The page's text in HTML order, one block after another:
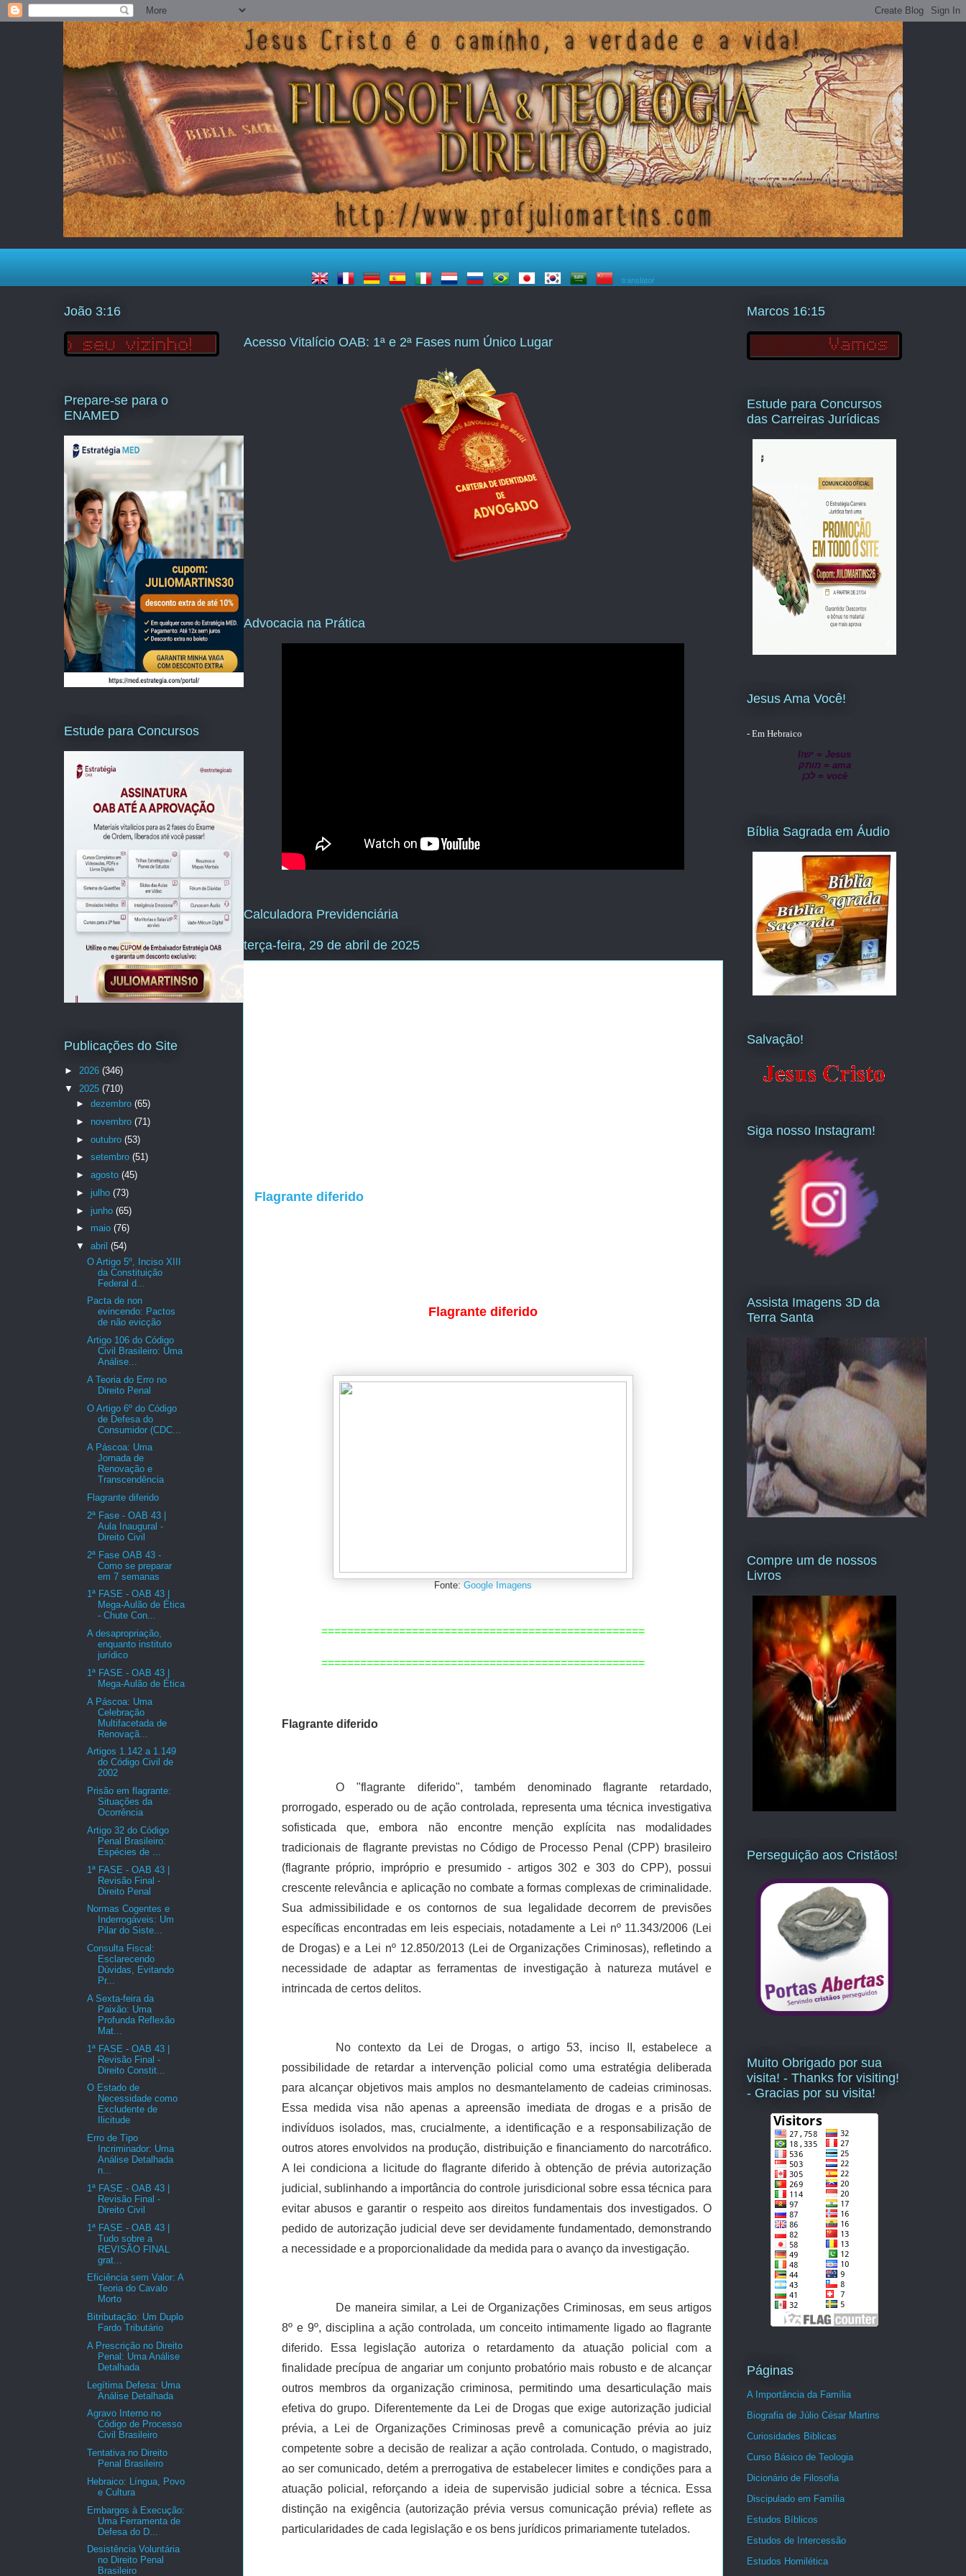
translator
Acesso Vitalício OAB: 1ª e 2ª Fases num Único Lugar
Advocacia na Prática
Calculadora Previdenciária
terça-feira, 29 de abril de 2025
Flagrante diferido
Flagrante diferido
Fonte: Google Imagens
==================================================
==================================================
Flagrante diferido
O "flagrante diferido", também denominado flagrante retardado,
prorrogado, esperado ou de ação controlada, representa uma técnica investigativa
sofisticada que, embora não encontre menção explícita nas modalidades
tradicionais de flagrante previstas no Código de Processo Penal (CPP) brasileiro
(flagrante próprio, impróprio e presumido - artigos 302 e 303 do CPP), possui
crescente relevância e aplicação no combate a formas complexas de criminalidade.
Sua admissibilidade e os contornos de sua legalidade decorrem de previsões
específicas encontradas em leis especiais, notadamente a Lei nº 11.343/2006 (Lei
de Drogas) e a Lei nº 12.850/2013 (Lei de Organizações Criminosas), refletindo a
necessidade de adaptar as ferramentas de investigação à natureza mutável e
intrincada de certos delitos.
No contexto da Lei de Drogas, o artigo 53, inciso II, estabelece a
possibilidade de retardar a intervenção policial como uma estratégia deliberada
para alcançar objetivos mais amplos no desmantelamento de cadeias criminosas.
Essa medida visa não apenas a apreensão imediata de drogas e a prisão de
indivíduos isolados, mas, crucialmente, a identificação e a responsabilização de
outros atores envolvidos na produção, distribuição e financiamento do narcotráfico.
A lei condiciona a licitude do flagrante diferido à obtenção de prévia autorização
judicial, sublinhando a importância do controle jurisdicional sobre essa técnica para
evitar abusos e garantir o respeito aos direitos fundamentais dos investigados. O
pedido de autorização judicial deve ser devidamente fundamentado, demonstrando
a necessidade e a proporcionalidade da medida para o avanço da investigação.
De maneira similar, a Lei de Organizações Criminosas, em seus artigos
8º e 9º, disciplina a ação controlada, um conceito intimamente ligado ao flagrante
diferido. Essa legislação autoriza o retardamento da atuação policial com a
finalidade precípua de angariar um conjunto probatório mais robusto e de alcançar
outros membros da organização criminosa, permitindo uma desarticulação mais
efetiva do grupo. Diferentemente da Lei de Drogas que exige autorização judicial
prévia, a Lei de Organizações Criminosas prevê a comunicação prévia ao juiz
competente sobre a decisão de realizar a ação controlada. Contudo, o magistrado,
ao ser comunicado, detém a prerrogativa de estabelecer limites e condições para a
atuação policial, reforçando a ideia de supervisão judicial sobre a técnica. Essa
distinção na exigência (autorização prévia versus comunicação prévia) reflete as
particularidades de cada legislação e os bens jurídicos primariamente tutelados.
João 3:16
Prepare-se para o
ENAMED
Estude para Concursos
Publicações do Site
► 2026 (346)
▼ 2025 (710)
► dezembro (65)
► novembro (71)
► outubro (53)
► setembro (51)
► agosto (45)
► julho (73)
► junho (65)
► maio (76)
▼ abril (54)
O Artigo 5º, Inciso XIII
da Constituição
Federal d...
Pacta de non
evincendo: Pactos
de não evicção
Artigo 106 do Código
Civil Brasileiro: Uma
Análise...
A Teoria do Erro no
Direito Penal
O Artigo 6º do Código
de Defesa do
Consumidor (CDC...
A Páscoa: Uma
Jornada de
Renovação e
Transcendência
Flagrante diferido
2ª Fase - OAB 43 |
Aula Inaugural -
Direito Civil
2ª Fase OAB 43 -
Como se preparar
em 7 semanas
1ª FASE - OAB 43 |
Mega-Aulão de Ética
- Chute Con...
A desapropriação,
enquanto instituto
jurídico
1ª FASE - OAB 43 |
Mega-Aulão de Ética
A Páscoa: Uma
Celebração
Multifacetada de
Renovaçã...
Artigos 1.142 a 1.149
do Código Civil de
2002
Prisão em flagrante:
Situações da
Ocorrência
Artigo 32 do Código
Penal Brasileiro:
Espécies de ...
1ª FASE - OAB 43 |
Revisão Final -
Direito Penal
Normas Cogentes e
Inderrogáveis: Um
Pilar do Siste...
Consulta Fiscal:
Esclarecendo
Dúvidas, Evitando
Pr...
A Sexta-feira da
Paixão: Uma
Profunda Reflexão
Mat...
1ª FASE - OAB 43 |
Revisão Final -
Direito Constit...
O Estado de
Necessidade como
Excludente de
Ilicitude
Erro de Tipo
Incriminador: Uma
Análise Detalhada
n...
1ª FASE - OAB 43 |
Revisão Final -
Direito Civil
1ª FASE - OAB 43 |
Tudo sobre a
REVISÃO FINAL
grat...
Eficiência sem Valor: A
Teoria do Cavalo
Morto
Bitributação: Um Duplo
Fardo Tributário
A Prescrição no Direito
Penal: Uma Análise
Detalhada
Legítima Defesa: Uma
Análise Detalhada
Agravo Interno no
Código de Processo
Civil Brasileiro
Tentativa no Direito
Penal Brasileiro
Hebraico: Língua, Povo
e Cultura
Embargos à Execução:
Uma Ferramenta de
Defesa do D...
Desistência Voluntária
no Direito Penal
Brasileiro
Marcos 16:15
Estude para Concursos
das Carreiras Jurídicas
Jesus Ama Você!
- Em Hebraico
lישו = Jesus
מותק = ama
לכן = você
Bíblia Sagrada em Áudio
Salvação!
Siga nosso Instagram!
Assista Imagens 3D da
Terra Santa
Compre um de nossos
Livros
Perseguição aos Cristãos!
Muito Obrigado por sua
visita! - Thanks for visiting!
- Gracias por su visita!
Páginas
A Importância da Família
Biografia de Júlio César Martins
Curiosidades Biblicas
Curso Básico de Teologia
Dicionário de Filosofia
Discipulado em Família
Estudos Bíblicos
Estudos de Intercessão
Estudos Homilética